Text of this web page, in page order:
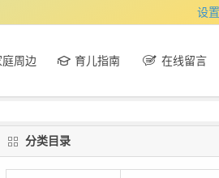
设
庭周边 育儿指南 在线留言
分类目录